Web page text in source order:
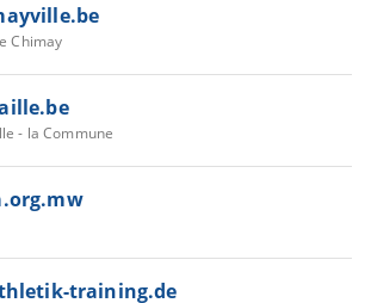
Chimay
- la Commune
training.de